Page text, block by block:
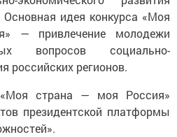
Основная идея конкурса «Моя
— привлечение молодежи
вопросов социально-
российских регионов.
страна — моя Россия»
президентской платформы